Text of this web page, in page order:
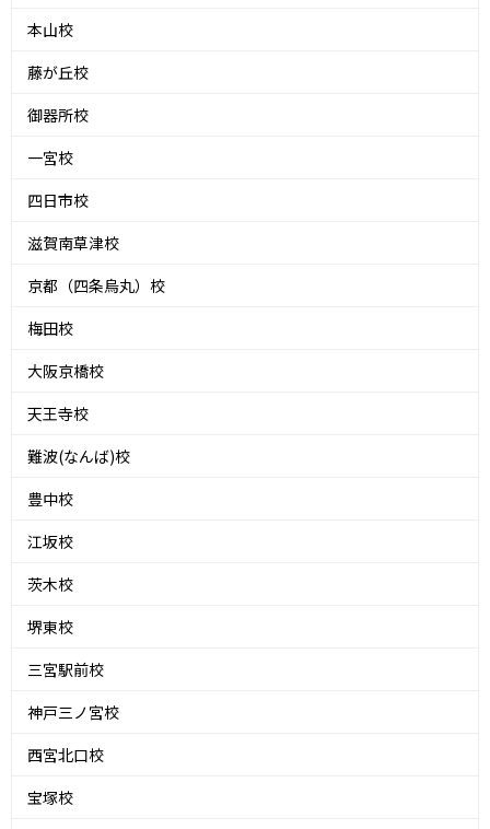
本山校
藤が丘校
御器所校
一宮校
四日市校
滋賀南草津校
京都（四条烏丸）校
梅田校
大阪京橋校
天王寺校
難波(なんば)校
豊中校
江坂校
茨木校
堺東校
三宮駅前校
神戸三ノ宮校
西宮北口校
宝塚校